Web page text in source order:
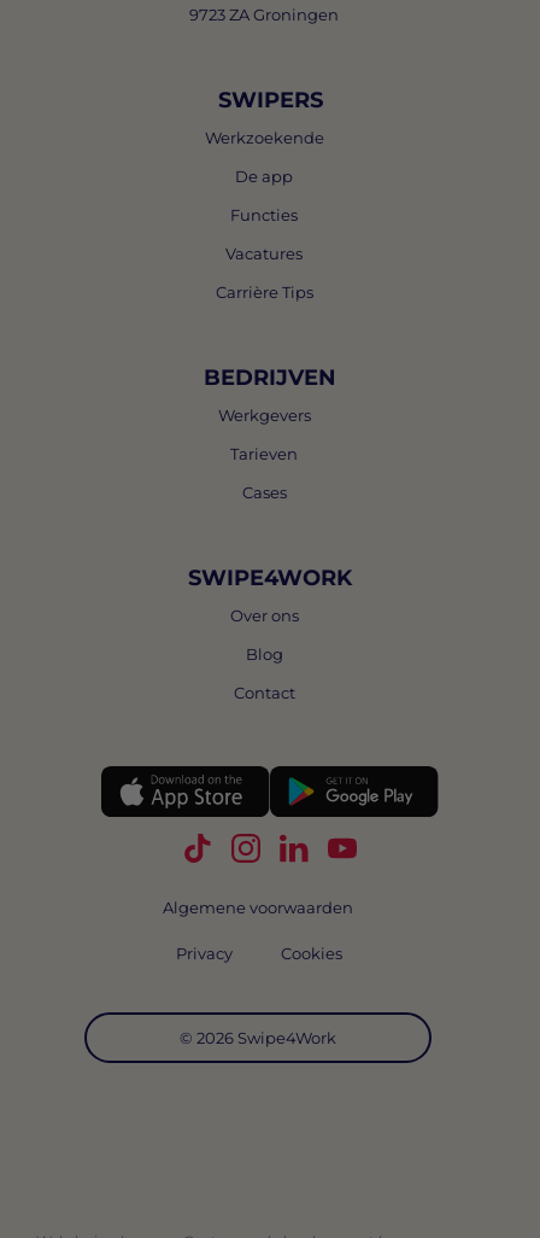
9723 ZA Groningen
SWIPERS
Werkzoekende
De app
Functies
Vacatures
Carrière Tips
BEDRIJVEN
Werkgevers
Tarieven
Cases
SWIPE4WORK
Over ons
Blog
Contact
Volg Swipe4Work op TikTok
Volg Swipe4Work op
Volg Swipe4Work op
Volg Swipe4Work
© 2026 Swipe4Work
Algemene voorwaarden
Privacy Cookies